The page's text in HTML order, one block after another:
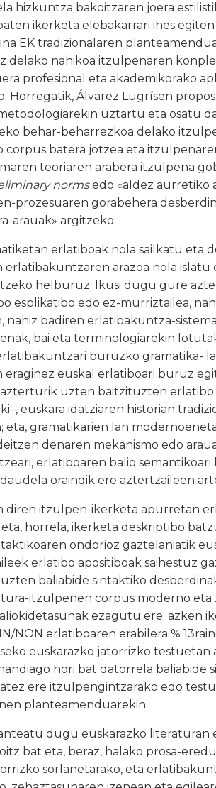
hizkuntza bakoitzaren joera
ikerketa elebakarrari ihes
EK tradizionalaren
delako nahikoa itzulpenaren
profesional eta akademikorako
Álvarez Lugrísen
uztartu eta osatu
behar-beharrezkoa delako
corpus batera jotzea eta
teoriaren arabera itzulpena
normsedo «aldez aurretiko
prozesuaren gorabehera
arauak» argitzeko.
erlatiboak nola sailkatu eta
arazoa nola islatu
helburuz. Ikusi dugu gure
esplikatibo edo ez-murriztailea,
badiren erlatibakuntza-
bai eta terminologiarekin
buruzko gramatika-
euskal erlatiboari buruz
uzten baitzituzten erlatibo
euskara idatziaren historian
gramatikarien lan
denaren mekanismo edo
erlatiboaren balio semantikoari
oraindik ere aztertzaileen
diren itzulpen-ikerketa apurretan
horrela, ikerketa deskriptibo
ondorioz gaztelaniatik
erlatibo apositiboak saihestuz
baliabide sintaktiko
itzulpenen corpus moderno eta
ezagutu ere; azken
erlatiboaren erabilera %
euskarazko jatorrizko
hori bat datorrela baliabide
ere itzulpengintzarako edo
planteamenduarekin.
dugu euskarazko literaturan
bat eta, beraz, halako prosa-
sorlanetarako, eta